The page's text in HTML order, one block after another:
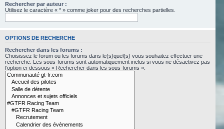
Rechercher par auteur :
Utilisez le caractère « * » comme joker pour des recherches partielles.
OPTIONS DE RECHERCHE
Rechercher dans les forums :
Choisissez le forum ou les forums dans le(s)quel(s) vous souhaitez effectuer une
recherche. Les sous-forums sont automatiquement inclus si vous ne désactivez pas
l’option ci-dessous « Rechercher dans les sous-forums ».